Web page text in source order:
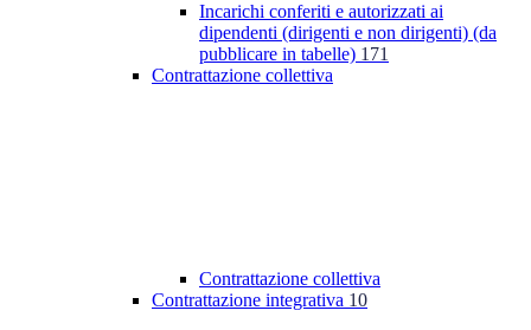
Incarichi conferiti e autorizzati ai
dipendenti (dirigenti e non dirigenti) (da
pubblicare in tabelle) 171
Contrattazione collettiva
Contrattazione collettiva
Contrattazione integrativa 10